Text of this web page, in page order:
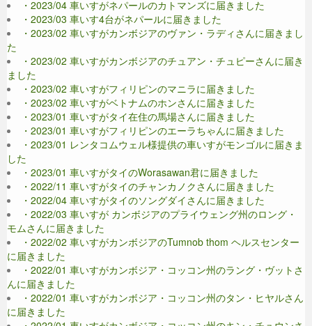
・2023/04 車いすがネパールのカトマンズに届きました
・2023/03 車いす4台がネパールに届きました
・2023/02 車いすがカンボジアのヴァン・ラディさんに届きまし
た
・2023/02 車いすがカンボジアのチュアン・チュピーさんに届き
ました
・2023/02 車いすがフィリピンのマニラに届きました
・2023/02 車いすがベトナムのホンさんに届きました
・2023/01 車いすがタイ在住の馬場さんに届きました
・2023/01 車いすがフィリピンのエーラちゃんに届きました
・2023/01 レンタコムウェル様提供の車いすがモンゴルに届きま
した
・2023/01 車いすがタイのWorasawan君に届きました
・2022/11 車いすがタイのチャンカノクさんに届きました
・2022/04 車いすがタイのソングダイさんに届きました
・2022/03 車いすが カンボジアのプライウェング州のロング・
モムさんに届きました
・2022/02 車いすがカンボジアのTumnob thom ヘルスセンター
に届きました
・2022/01 車いすがカンボジア・コッコン州のラング・ヴットさ
んに届きました
・2022/01 車いすがカンボジア・コッコン州のタン・ヒヤルさん
に届きました